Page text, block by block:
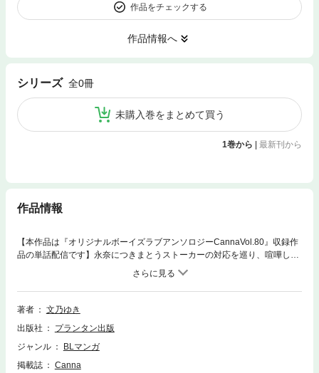
作品をチェックする
作品情報へ
シリーズ 全0冊
未購入巻をまとめて買う
1巻から | 最新刊から
作品情報
【本作品は『オリジナルボーイズラブアンソロジーCannaVol.80』収録作
品の単話配信です】永奈につきまとうストーカーの対応を巡り、喧嘩して
しまった航平と太一は……。 文乃ゆき「ひだまりが聴こえる－春夏秋冬
著者
文乃ゆき
出版社
プランタン出版
ジャンル
BLマンガ
掲載誌
Canna